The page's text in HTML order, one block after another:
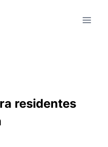
residentes